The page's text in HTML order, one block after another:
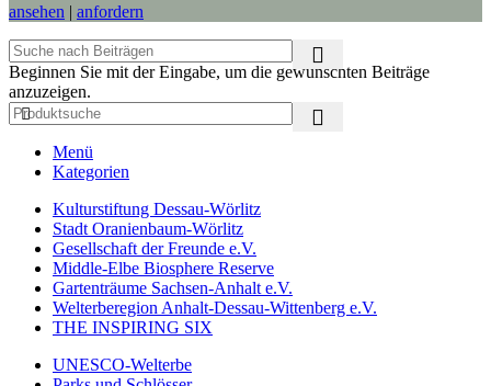
ansehen | anfordern
Beginnen Sie mit der Eingabe, um die gewünschten Beiträge
anzuzeigen.
Menü
Kategorien
Kulturstiftung Dessau-Wörlitz
Stadt Oranienbaum-Wörlitz
Gesellschaft der Freunde e.V.
Middle-Elbe Biosphere Reserve
Gartenträume Sachsen-Anhalt e.V.
Welterberegion Anhalt-Dessau-Wittenberg e.V.
THE INSPIRING SIX
UNESCO-Welterbe